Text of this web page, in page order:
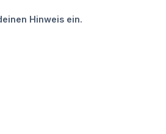
Hinweis ein.